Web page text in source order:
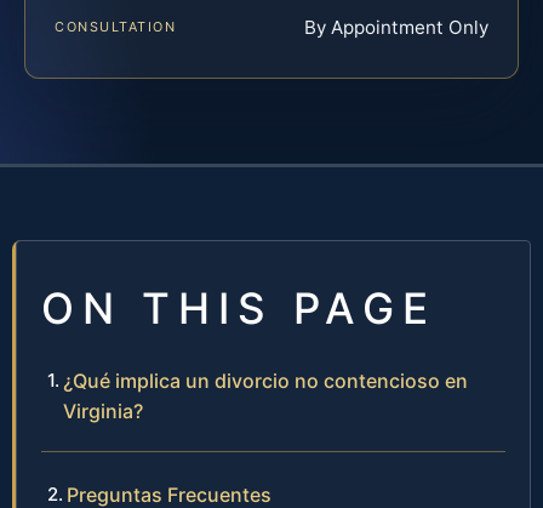
CONSULTATION By Appointment Only
ON THIS PAGE
¿Qué implica un divorcio no contencioso en
Virginia?
Preguntas Frecuentes